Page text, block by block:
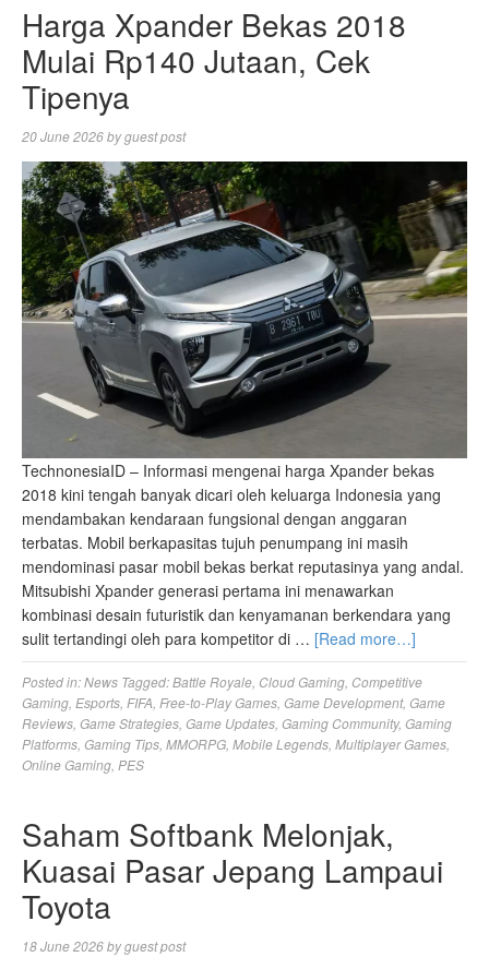
Harga Xpander Bekas 2018
Mulai Rp140 Jutaan, Cek
Tipenya
20 June 2026byguest post
TechnonesiaID – Informasi mengenai harga Xpander bekas
2018 kini tengah banyak dicari oleh keluarga Indonesia yang
mendambakan kendaraan fungsional dengan anggaran
terbatas. Mobil berkapasitas tujuh penumpang ini masih
mendominasi pasar mobil bekas berkat reputasinya yang andal.
Mitsubishi Xpander generasi pertama ini menawarkan
kombinasi desain futuristik dan kenyamanan berkendara yang
sulit tertandingi oleh para kompetitor di … [Read more…]
Posted in:News Tagged:Battle Royale Cloud Gaming Competitive
Gaming Esports FIFA Free-to-Play Games Game Development, Game
Reviews Game Strategies Game Updates Gaming Community, Gaming
Platforms Gaming Tips MMORPG Mobile Legends Multiplayer Games
Online Gaming PES
Saham Softbank Melonjak,
Kuasai Pasar Jepang Lampaui
Toyota
18 June 2026byguest post